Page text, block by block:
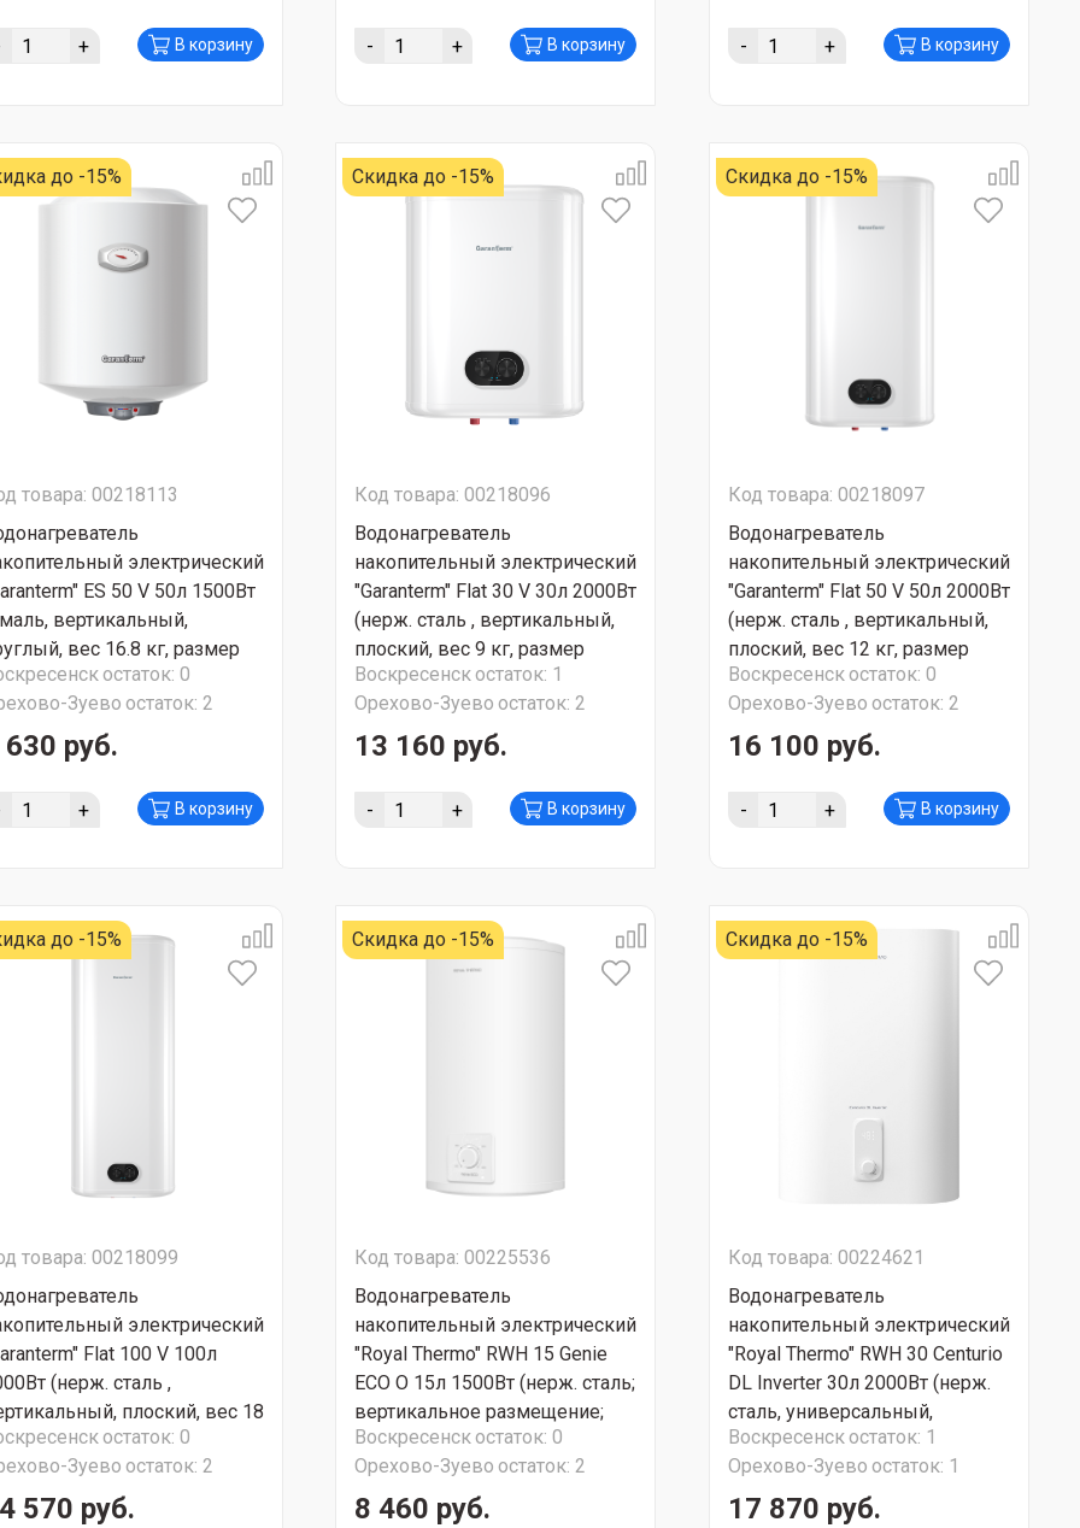
+ В корзину - + В корзину - + В корзину
до -15%
товара: 00218113
электрический
ES 50 V 50л 1500Вт
вертикальный,
вес 16.8 кг, размер
СУПЕР АКЦИЯ!!!
остаток: 0
Зуево остаток: 2
630 руб.
+ В корзину
Скидка до -15%
Код товара: 00218096
Водонагреватель
накопительный электрический
"Garanterm" Flat 30 V 30л 2000Вт
(нерж. сталь , вертикальный,
плоский, вес 9 кг, размер
560x263x453) СУПЕР АКЦИЯ!!!
Воскресенскостаток: 1
Орехово-Зуево остаток: 2
13 160 руб.
- + В корзину
Скидка до -15%
Код товара: 00218097
Водонагреватель
накопительный электрический
"Garanterm" Flat 50 V 50л 2000Вт
(нерж. сталь , вертикальный,
плоский, вес 12 кг, размер
835x263x453) СУПЕР АКЦИЯ!!!
Воскресенскостаток: 0
Орехово-Зуево остаток: 2
16 100 руб.
- + В корзину
до -15%
товара: 00218099
электрический
Flat 100 V 100л
(нерж. сталь ,
плоский, вес 18
размер 1180x293x511)
АКЦИЯ!!!
остаток: 0
Зуево остаток: 2
570 руб.
Скидка до -15%
Код товара: 00225536
Водонагреватель
накопительный электрический
"Royal Thermo" RWH 15 Genie
ECO O 15л 1500Вт (нерж. сталь;
вертикальное размещение;
подключение нижнее; вес: 5.8
кг; размер: 480*270*304мм)
СУПЕР АКЦИЯ!!!
Воскресенскостаток: 0
Орехово-Зуево остаток: 2
8 460 руб.
Скидка до -15%
Код товара: 00224621
Водонагреватель
накопительный электрический
"Royal Thermo" RWH 30 Centurio
DL Inverter 30л 2000Вт (нерж.
сталь, универсальный,
плоский, вес: 11.1кг, размер:
687x435x260) СУПЕР АКЦИЯ!!!
Воскресенскостаток: 1
Орехово-Зуево остаток: 1
17 870 руб.